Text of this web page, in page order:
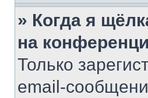
» Когда я
на
Только
email-